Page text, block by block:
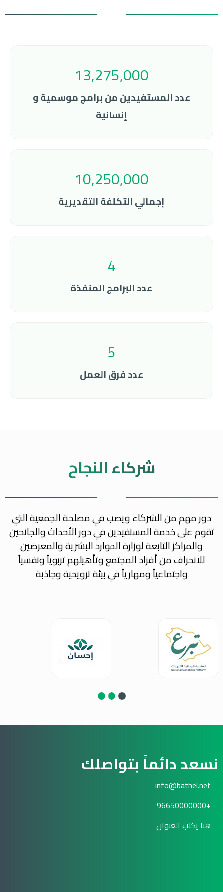
13,275,000
عدد المستفيدين من برامج موسمية و
إنسانية
10,250,000
إجمالي التكلفة التقديرية
4
عدد البرامج المنفذة
5
عدد فرق العمل
شركاء النجاح
دور مهم من الشركاء ويصب في مصلحة الجمعية التي
تقوم على خدمة المستفيدين في دور الأحداث والجانحين
والمراكز التابعة لوزارة الموارد البشرية والمعرضين
للانحراف من أفراد المجتمع وتأهيلهم تربوياً ونفسياً
واجتماعياً ومهارياً في بيئة ترويحية وجاذبة
نسعد دائماً بتواصلك
info@bathel.net
+96650000000
هنا يكتب العنوان